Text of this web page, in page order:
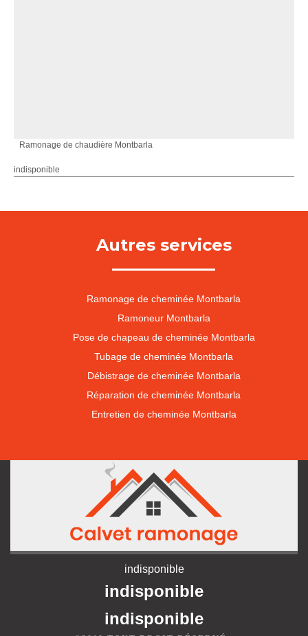
Ramonage de chaudière Montbarla
indisponible
Autres services
Ramonage de cheminée Montbarla
Ramoneur Montbarla
Pose de chapeau de cheminée Montbarla
Tubage de cheminée Montbarla
Débistrage de cheminée Montbarla
Réparation de cheminée Montbarla
Entretien de cheminée Montbarla
indisponible
indisponible
indisponible